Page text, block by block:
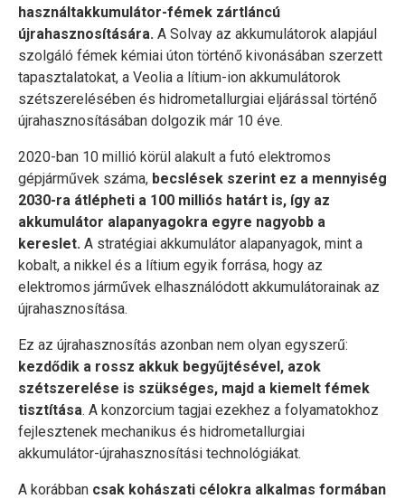
használtakkumulátor-fémek zártláncú
újrahasznosítására. A Solvay az akkumulátorok alapjául
szolgáló fémek kémiai úton történő kivonásában szerzett
tapasztalatokat, a Veolia a lítium-ion akkumulátorok
szétszerelésében és hidrometallurgiai eljárással történő
újrahasznosításában dolgozik már 10 éve.
2020-ban 10 millió körül alakult a futó elektromos
gépjárművek száma, becslések szerint ez a mennyiség
2030-ra átlépheti a 100 milliós határt is, így az
akkumulátor alapanyagokra egyre nagyobb a
kereslet. A stratégiai akkumulátor alapanyagok, mint a
kobalt, a nikkel és a lítium egyik forrása, hogy az
elektromos járművek elhasználódott akkumulátorainak az
újrahasznosítása.
Ez az újrahasznosítás azonban nem olyan egyszerű:
kezdődik a rossz akkuk begyűjtésével, azok
szétszerelése is szükséges, majd a kiemelt fémek
tisztítása. A konzorcium tagjai ezekhez a folyamatokhoz
fejlesztenek mechanikus és hidrometallurgiai
akkumulátor-újrahasznosítási technológiákat.
A korábban csak kohászati célokra alkalmas formában